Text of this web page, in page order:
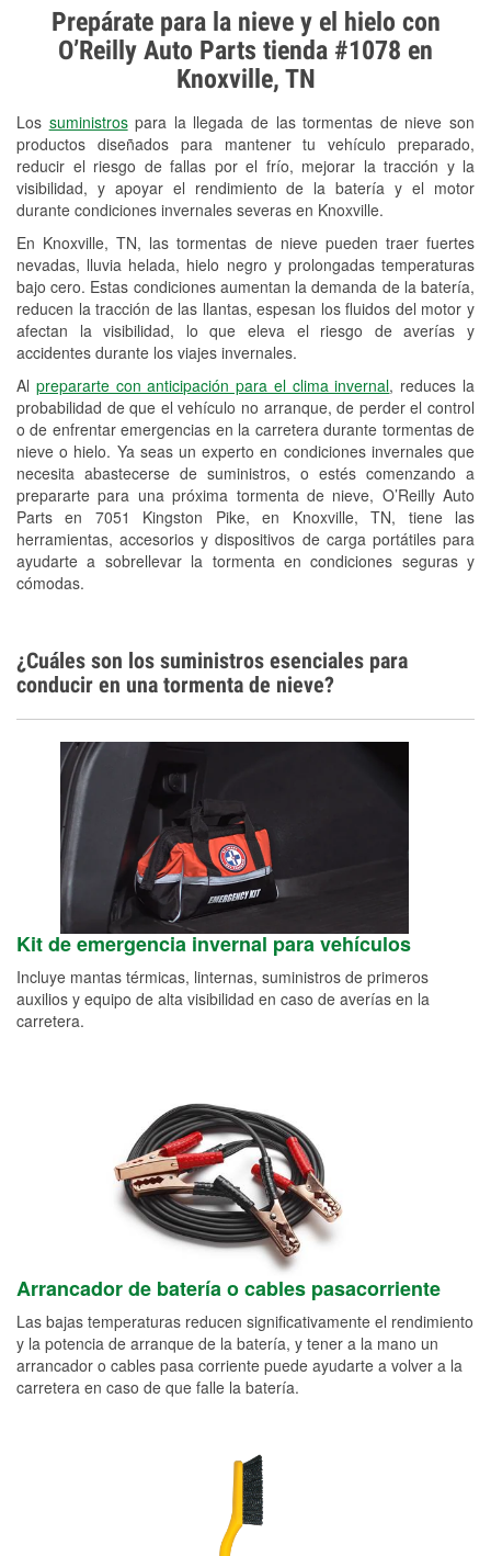
Prepárate para la nieve y el hielo con
O’Reilly Auto Parts tienda #1078 en
Knoxville, TN
Los suministrospara la llegada de las tormentas de nieve son
productos diseñados para mantener tu vehículo preparado,
reducir el riesgo de fallas por el frío, mejorar la tracción y la
visibilidad, y apoyar el rendimiento de la batería y el motor
durante condiciones invernales severas en Knoxville.
En Knoxville, TN, las tormentas de nieve pueden traer fuertes
nevadas, lluvia helada, hielo negro y prolongadas temperaturas
bajo cero. Estas condiciones aumentan la demanda de la batería,
reducen la tracción de las llantas, espesan los fluidos del motor y
afectan la visibilidad, lo que eleva el riesgo de averías y
accidentes durante los viajes invernales.
Al prepararte con anticipación para el clima invernal, reduces la
probabilidad de que el vehículo no arranque, de perder el control
o de enfrentar emergencias en la carretera durante tormentas de
nieve o hielo. Ya seas un experto en condiciones invernales que
necesita abastecerse de suministros, o estés comenzando a
prepararte para una próxima tormenta de nieve, O’Reilly Auto
Parts en 7051 Kingston Pike, en Knoxville, TN, tiene las
herramientas, accesorios y dispositivos de carga portátiles para
ayudarte a sobrellevar la tormenta en condiciones seguras y
cómodas.
Prueba de alternadores y
arrancadores
Revisión de la luz "Check Engine"
Reciclaje de baterías y aceite
Instalación de bombillas de faros
Instalación de limpiaparabrisas
Programa de Préstamo de
Herramientas
Rectificación de tambores y discos de
freno
Snowstorm Supplies
Conoce más
¿Cuáles son los suministros esenciales para
conducir en una tormenta de nieve?
Kit de emergencia invernal para vehículos
Incluye mantas térmicas, linternas, suministros de primeros
auxilios y equipo de alta visibilidad en caso de averías en la
carretera.
Arrancador de batería o cables pasacorriente
Las bajas temperaturas reducen significativamente el rendimiento
y la potencia de arranque de la batería, y tener a la mano un
arrancador o cables pasa corriente puede ayudarte a volver a la
carretera en caso de que falle la batería.